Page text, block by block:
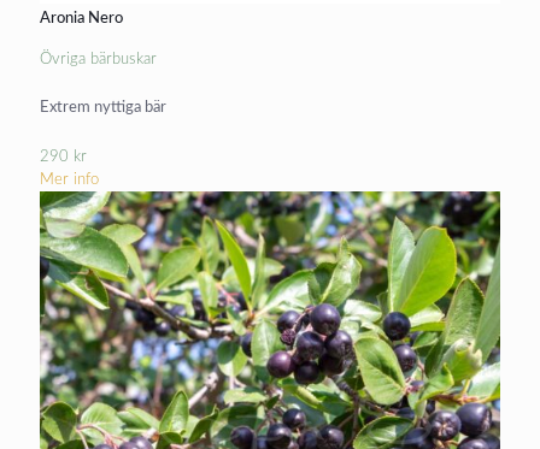
Aronia Nero
Övriga bärbuskar
Extrem nyttiga bär
290 kr
Mer info